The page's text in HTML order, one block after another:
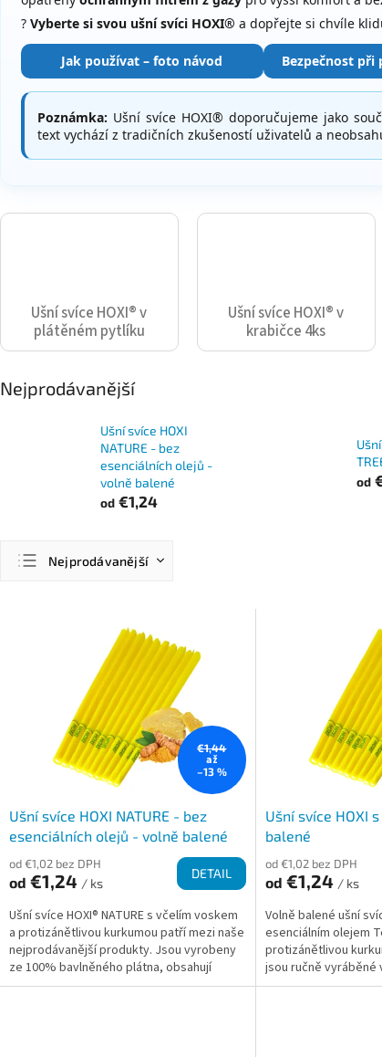
? Vyberte si svou ušní svíci HOXI® a dopřejte si chvíle
Jak používat – foto návod Bezpečnost při
Poznámka: Ušní svíce HOXI® doporučujeme jako
text vychází z tradičních zkušeností uživatelů a
Ušní svíce HOXI® v
plátěném pytlíku
Ušní svíce HOXI® v
krabičce 4ks
Nejprodávanější
Ušní svíce HOXI
NATURE - bez
esenciálních olejů -
volně balené
od €1,24
od
Nejprodávanější
Abecedně
€1,44
až
–13 %
Ušní svíce HOXI NATURE - bez
esenciálních olejů - volně balené
od €1,02 bez DPH
od €1,24 / ks
DETAIL
Ušní svíce HOXI® NATURE s včelím voskem
a protizánětlivou kurkumou patří mezi naše
nejprodávanější produkty. Jsou vyrobeny
ze 100% bavlněného plátna, obsahují
pouze čištěný...
Ušní svíce HOXI
balené
od €1,02 bez DPH
od €1,24 / ks
Volně balené ušní
esenciálním olejem
protizánětlivou
jsou ručně vyráběné
kvalitních přírodních...